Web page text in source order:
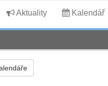
Aktuality Kalendář